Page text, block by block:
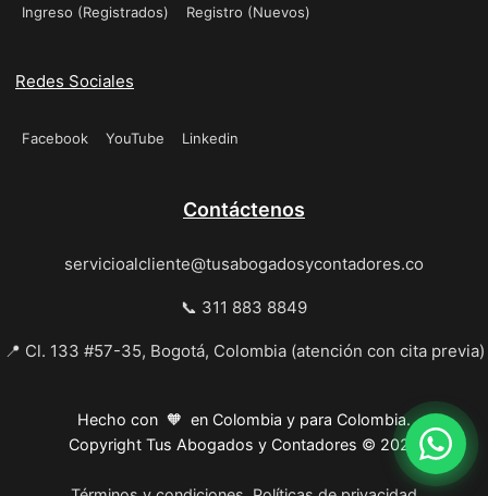
Ingreso (Registrados) Registro (Nuevos)
Redes Sociales
Facebook YouTube Linkedin
Contáctenos
servicioalcliente@tusabogadosycontadores.co
📞 311 883 8849
📍 Cl. 133 #57-35, Bogotá, Colombia (atención con cita previa)
Hecho con 🧡 en Colombia y para Colombia.
Copyright Tus Abogados y Contadores © 2026